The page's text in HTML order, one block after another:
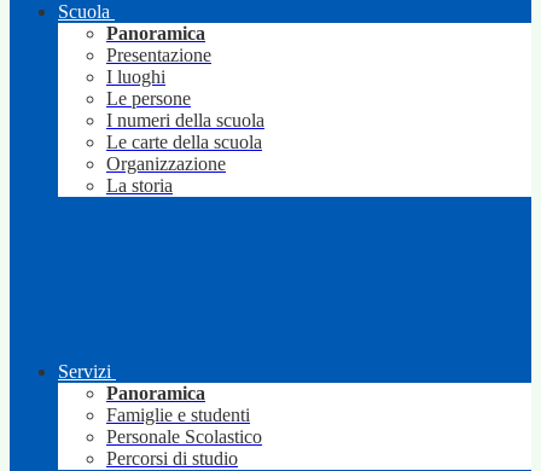
Scuola
Panoramica
Presentazione
I luoghi
Le persone
I numeri della scuola
Le carte della scuola
Organizzazione
La storia
Servizi
Panoramica
Famiglie e studenti
Personale Scolastico
Percorsi di studio